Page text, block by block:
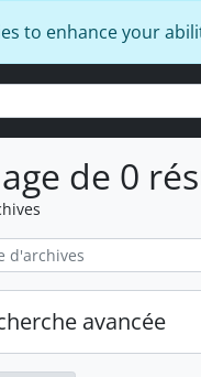
to enhance your
de 0
avancée